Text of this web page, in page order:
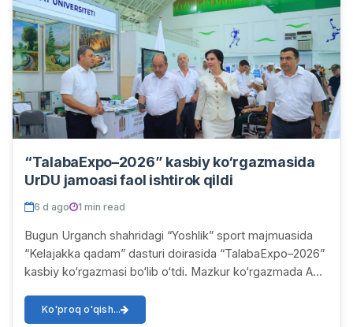
“TalabaExpo–2026” kasbiy ko‘rgazmasida
UrDU jamoasi faol ishtirok qildi
6 d ago 1 min read
Bugun Urganch shahridagi “Yoshlik” sport majmuasida
“Kelajakka qadam” dasturi doirasida “TalabaExpo–2026”
kasbiy ko‘rgazmasi bo‘lib o‘tdi. Mazkur ko‘rgazmada Abu
Ko'proq o'qish...